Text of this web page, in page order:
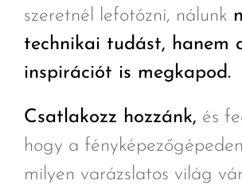
szeretnél lefotózni, nálunk
technikai tudást, hanem
inspirációt is megkapod.
Csatlakozz hozzánk, és
hogy a
milyen varázslatos világ